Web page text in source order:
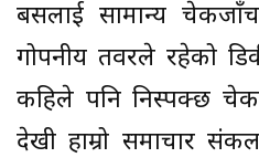
बसलाई सामान्य
गोपनीय तवरले रहेको
कहिले पनि निस्पक्छ
देखी हाम्रो समाचार